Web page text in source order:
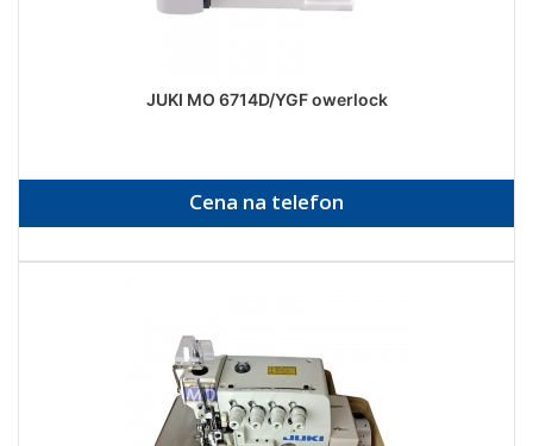
JUKI MO 6714D/YGF owerlock
Cena na telefon